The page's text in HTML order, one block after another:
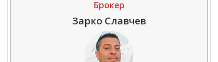
Брокер
Зарко Славчев